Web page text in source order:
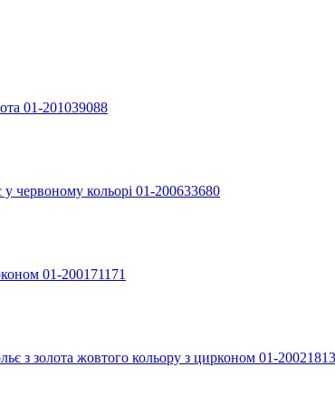
01-201039088
у червоному кольорі 01-200633680
01-200171171
з золота жовтого кольору з цирконом 01-